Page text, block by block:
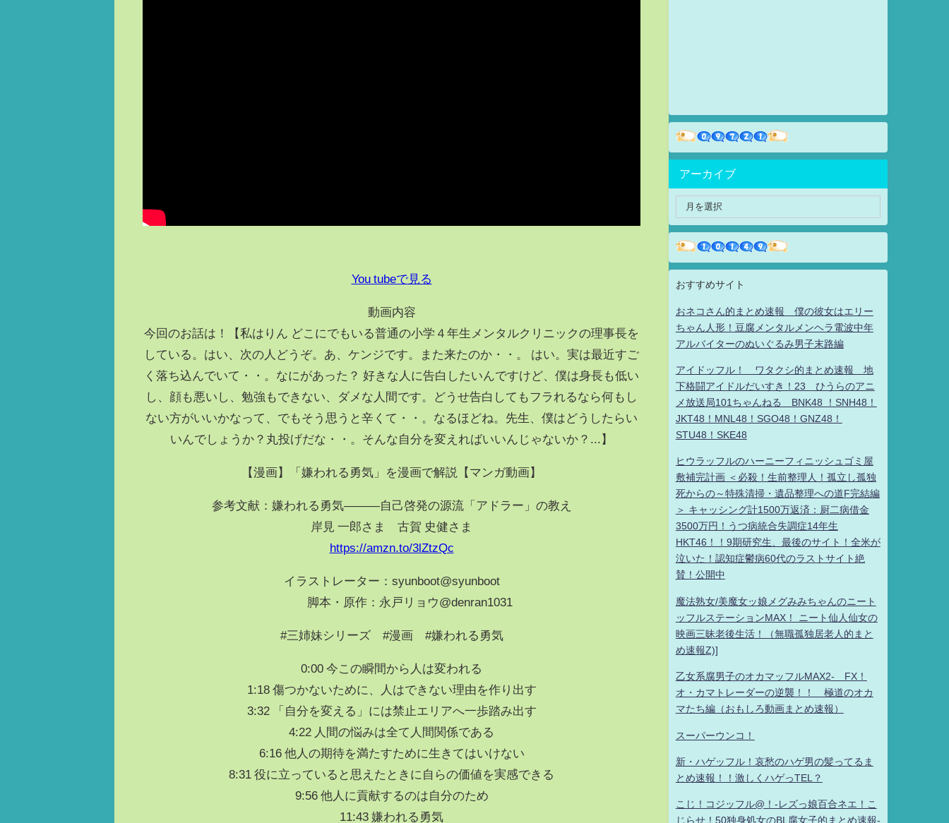
You tubeで見る
動画内容
今回のお話は！【私はりん どこにでもいる普通の小学４年生メンタルクリニックの理事長を
している。はい、次の人どうぞ。あ、ケンジです。また来たのか・・。 はい。実は最近すご
く落ち込んでいて・・。なにがあった？ 好きな人に告白したいんですけど、僕は身長も低い
し、顔も悪いし、勉強もできない、ダメな人間です。どうせ告白してもフラれるなら何もし
ない方がいいかなって、でもそう思うと辛くて・・。なるほどね。先生、僕はどうしたらい
いんでしょうか？丸投げだな・・。そんな自分を変えればいいんじゃないか？...】
【漫画】「嫌われる勇気」を漫画で解説【マンガ動画】
参考文献：嫌われる勇気―――自己啓発の源流「アドラー」の教え
岸見 一郎さま 古賀 史健さま
https://amzn.to/3lZtzQc
イラストレーター：syunboot@syunboot
脚本・原作：永戸リョウ@denran1031
#三姉妹シリーズ #漫画 #嫌われる勇気
0:00 今この瞬間から人は変われる
1:18 傷つかないために、人はできない理由を作り出す
3:32 「自分を変える」には禁止エリアへ一歩踏み出す
4:22 人間の悩みは全て人間関係である
6:16 他人の期待を満たすために生きてはいけない
8:31 役に立っていると思えたときに自らの価値を実感できる
9:56 他人に貢献するのは自分のため
11:43 嫌われる勇気
アーカイブ
おすすめサイト
おネコさん的まとめ速報 僕の彼女はエリー
ちゃん人形！豆腐メンタルメンヘラ電波中年
アルバイターのぬいぐるみ男子末路編
アイドッフル！ ワタクシ的まとめ速報 地
下格闘アイドルだいすき！23 ひうらのアニ
メ放送局101ちゃんねる BNK48 ！SNH48！
JKT48！MNL48！SGO48！GNZ48！
STU48！SKE48
ヒウラッフルのハーニーフィニッシュゴミ屋
敷補完計画 ＜必殺！生前整理人！孤立し孤独
死からの～特殊清掃・遺品整理への道F完結編
＞ キャッシング計1500万返済：厨二病借金
3500万円！うつ病統合失調症14年生
HKT46！！9期研究生、最後のサイト！全米が
泣いた！認知症鬱病60代のラストサイト絶
賛！公開中
魔法熟女/美魔女ッ娘メグみみちゃんのニート
ッフルステーションMAX！ ニート仙人仙女の
映画三昧老後生活！（無職孤独居老人的まと
め速報Z)]
乙女系腐男子のオカマッフルMAX2- FX！
オ・カマトレーダーの逆襲！！ 極道のオカ
マたち編（おもしろ動画まとめ速報）
スーパーウンコ！
新・ハゲッフル！哀愁のハゲ男の髪ってるま
とめ速報！！激しくハゲっTEL？
こじ！コジッフル@！-レズっ娘百合ネエ！こ
じらせ！50独身処女のBL腐女子的まとめ速報-